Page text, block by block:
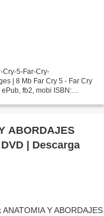
Cry-5-Far-Cry-
| 8 Mb Far Cry 5 - Far Cry
fb2, mobi ISBN:
ABORDAJES
| Descarga